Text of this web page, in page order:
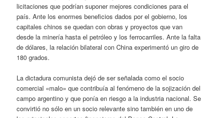
licitaciones que podrían suponer mejores condiciones para el
país. Ante los enormes beneficios dados por el gobierno, los
capitales chinos se quedan con obras y proyectos que van
desde la minería hasta el petróleo y los ferrocarriles. Ante la falta
de dólares, la relación bilateral con China experimentó un giro de
180 grados.
La dictadura comunista dejó de ser señalada como el socio
comercial «malo» que contribuía al fenómeno de la sojización del
campo argentino y que ponía en riesgo a la industria nacional. Se
convirtió no sólo en un socio relevante sino también en uno de